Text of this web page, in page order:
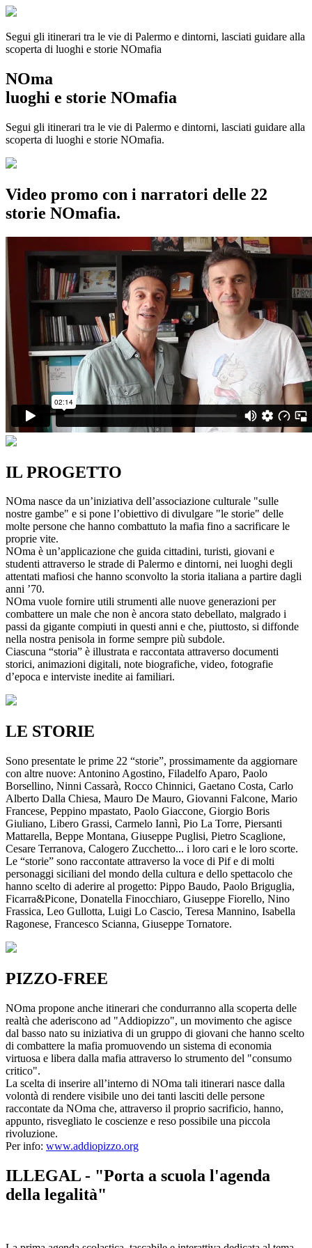
Segui gli itinerari tra le vie di Palermo e dintorni, lasciati guidare alla
scoperta di luoghi e storie NOmafia
NOma
luoghi e storie NOmafia
Segui gli itinerari tra le vie di Palermo e dintorni, lasciati guidare alla
scoperta di luoghi e storie NOmafia.
Video promo con i narratori delle 22
storie NOmafia.
IL PROGETTO
NOma nasce da un’iniziativa dell’associazione culturale "sulle
nostre gambe" e si pone l’obiettivo di divulgare "le storie" delle
molte persone che hanno combattuto la mafia fino a sacrificare le
proprie vite.
NOma è un’applicazione che guida cittadini, turisti, giovani e
studenti attraverso le strade di Palermo e dintorni, nei luoghi degli
attentati mafiosi che hanno sconvolto la storia italiana a partire dagli
anni ’70.
NOma vuole fornire utili strumenti alle nuove generazioni per
combattere un male che non è ancora stato debellato, malgrado i
passi da gigante compiuti in questi anni e che, piuttosto, si diffonde
nella nostra penisola in forme sempre più subdole.
Ciascuna “storia” è illustrata e raccontata attraverso documenti
storici, animazioni digitali, note biografiche, video, fotografie
d’epoca e interviste inedite ai familiari.
LE STORIE
Sono presentate le prime 22 “storie”, prossimamente da aggiornare
con altre nuove: Antonino Agostino, Filadelfo Aparo, Paolo
Borsellino, Ninni Cassarà, Rocco Chinnici, Gaetano Costa, Carlo
Alberto Dalla Chiesa, Mauro De Mauro, Giovanni Falcone, Mario
Francese, Peppino mpastato, Paolo Giaccone, Giorgio Boris
Giuliano, Libero Grassi, Carmelo Iannì, Pio La Torre, Piersanti
Mattarella, Beppe Montana, Giuseppe Puglisi, Pietro Scaglione,
Cesare Terranova, Calogero Zucchetto... i loro cari e le loro scorte.
Le “storie” sono raccontate attraverso la voce di Pif e di molti
personaggi siciliani del mondo della cultura e dello spettacolo che
hanno scelto di aderire al progetto: Pippo Baudo, Paolo Briguglia,
Ficarra&Picone, Donatella Finocchiaro, Giuseppe Fiorello, Nino
Frassica, Leo Gullotta, Luigi Lo Cascio, Teresa Mannino, Isabella
Ragonese, Francesco Scianna, Giuseppe Tornatore.
PIZZO-FREE
NOma propone anche itinerari che condurranno alla scoperta delle
realtà che aderiscono ad "Addiopizzo", un movimento che agisce
dal basso nato su iniziativa di un gruppo di giovani che hanno scelto
di combattere la mafia promuovendo un sistema di economia
virtuosa e libera dalla mafia attraverso lo strumento del "consumo
critico".
La scelta di inserire all’interno di NOma tali itinerari nasce dalla
volontà di rendere visibile uno dei tanti lasciti delle persone
raccontate da NOma che, attraverso il proprio sacrificio, hanno,
appunto, risvegliato le coscienze e reso possibile una piccola
rivoluzione.
Per info: www.addiopizzo.org
ILLEGAL - "Porta a scuola l'agenda
della legalità"